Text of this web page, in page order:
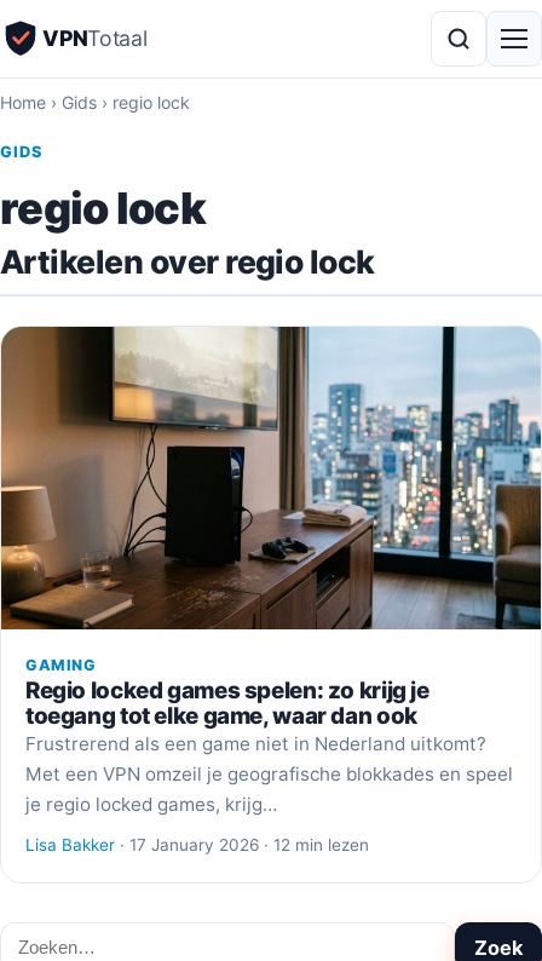
VPNTotaal
Home › Gids › regio lock
GIDS
regio lock
Artikelen over regio lock
GAMING
Regio locked games spelen: zo krijg je
toegang tot elke game, waar dan ook
Frustrerend als een game niet in Nederland uitkomt?
Met een VPN omzeil je geografische blokkades en speel
je regio locked games, krijg…
Lisa Bakker · 17 January 2026 · 12 min lezen
Zoeken Zoek